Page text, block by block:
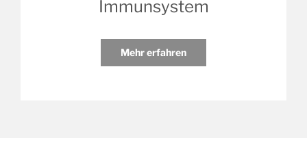
Immunsystem
Mehr erfahren